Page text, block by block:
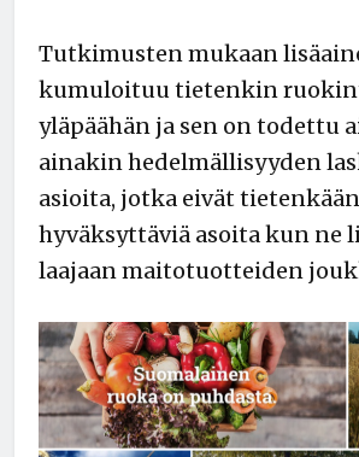
Tutkimusten mukaan
kumuloituu tietenkin
yläpäähän ja sen on todettu
ainakin hedelmällisyyden
asioita, jotka eivät
hyväksyttäviä asoita kun ne
laajaan maitotuotteiden